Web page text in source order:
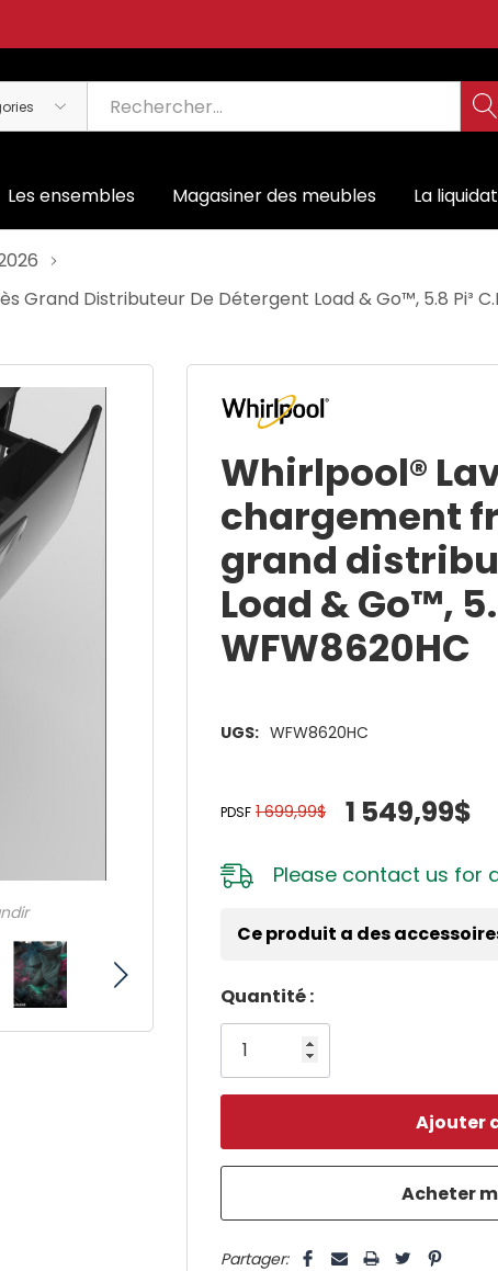
Les ensembles Magasiner des meubles La
Distributeur De Détergent Load & Go™, 5.8 Pi³
Whirlpool®
chargement
grand
Load & Go™,
WFW8620HC
UGS: WFW8620HC
PDSF 1 699,99$ 1 549,99$
Please contact us for
Ce produit a des
Dépêchez-
vous!
plus
Quantité :
Partager: